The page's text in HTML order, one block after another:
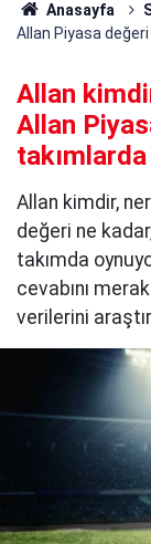
Anasayfa
Allan Piyasa değeri
Allan
Allan
takımlarda
Allan kimdir,
değeri ne
takımda
cevabını
verilerini